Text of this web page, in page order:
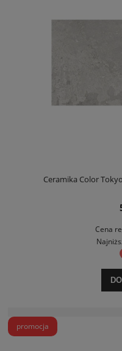
Ceramika Color
Cena
promocja